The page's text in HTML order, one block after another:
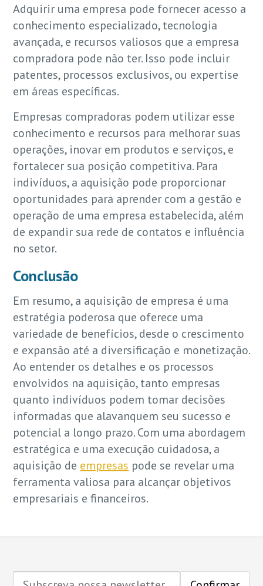
Adquirir uma empresa pode fornecer acesso a
conhecimento especializado, tecnologia
avançada, e recursos valiosos que a empresa
compradora pode não ter. Isso pode incluir
patentes, processos exclusivos, ou expertise
em áreas específicas.
Empresas compradoras podem utilizar esse
conhecimento e recursos para melhorar suas
operações, inovar em produtos e serviços, e
fortalecer sua posição competitiva. Para
indivíduos, a aquisição pode proporcionar
oportunidades para aprender com a gestão e
operação de uma empresa estabelecida, além
de expandir sua rede de contatos e influência
no setor.
Conclusão
Em resumo, a aquisição de empresa é uma
estratégia poderosa que oferece uma
variedade de benefícios, desde o crescimento
e expansão até a diversificação e monetização.
Ao entender os detalhes e os processos
envolvidos na aquisição, tanto empresas
quanto indivíduos podem tomar decisões
informadas que alavanquem seu sucesso e
potencial a longo prazo. Com uma abordagem
estratégica e uma execução cuidadosa, a
aquisição de empresas pode se revelar uma
ferramenta valiosa para alcançar objetivos
empresariais e financeiros.